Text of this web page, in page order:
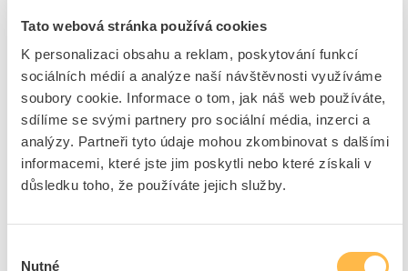
Tato webová stránka používá cookies
K personalizaci obsahu a reklam, poskytování funkcí
sociálních médií a analýze naší návštěvnosti využíváme
soubory cookie. Informace o tom, jak náš web používáte,
sdílíme se svými partnery pro sociální média, inzerci a
analýzy. Partneři tyto údaje mohou zkombinovat s dalšími
informacemi, které jste jim poskytli nebo které získali v
důsledku toho, že používáte jejich služby.
Nutné
ks do košíku
Přidat k porovnání